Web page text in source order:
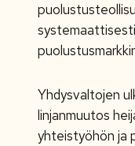
Yhdysvaltojen
linjanmuutos
yhteistyöhön ja